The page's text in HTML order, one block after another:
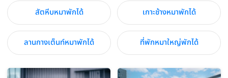
สัตหีบหมาพักได้ เกาะช้างหมาพักได้
ลานกางเต็นท์หมาพักได้ ที่พักหมาใหญ่พักได้